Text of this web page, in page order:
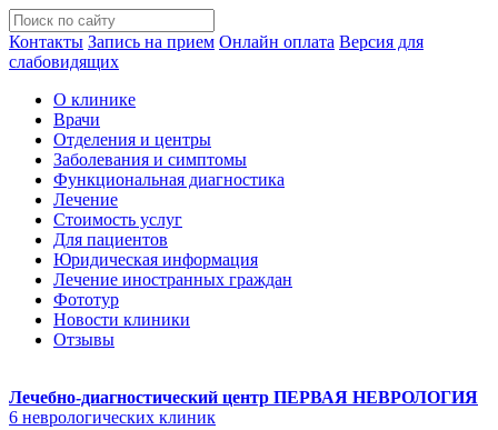
Контакты Запись на прием Онлайн оплата Версия для
слабовидящих
О клинике
Врачи
Отделения и центры
Заболевания и симптомы
Функциональная диагностика
Лечение
Стоимость услуг
Для пациентов
Юридическая информация
Лечение иностранных граждан
Фототур
Новости клиники
Отзывы
Лечебно-диагностический центр ПЕРВАЯ НЕВРОЛОГИЯ
6 неврологических клиник